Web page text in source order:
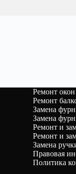
Ремонт
Ремонт
Замена
Замена
Ремонт и
Ремонт и
Замена
Правовая
Политика